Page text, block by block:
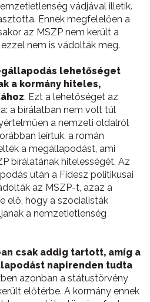
vádjával illetik.
Ennek megfelelően a
az MSZP nem került a
nem is vádolták meg.
lehetőséget
a kormány hiteles,
. Ezt a lehetőséget az
a bírálatban nem volt túl
a nemzeti oldalról
leírtuk, a román
a megállapodást, ami
bírálatának hitelességét. Az
után a Fidesz politikusai
az MSZP-t, azaz a
elő, hogy a szocialisták
a nemzetietlenség
csak addig tartott, amíg a
napirenden tudta
azonban a státustörvény
előtérbe. A kormány ennek